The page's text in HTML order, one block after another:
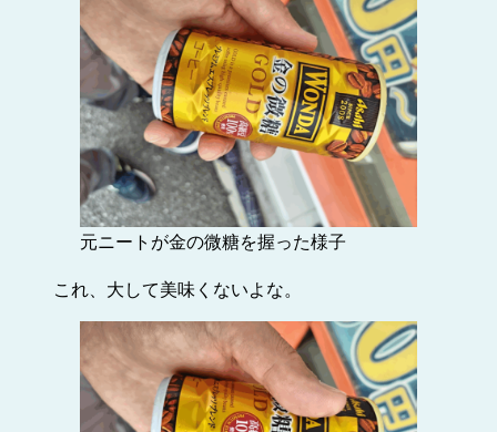
元ニートが金の微糖を握った様子
これ、大して美味くないよな。